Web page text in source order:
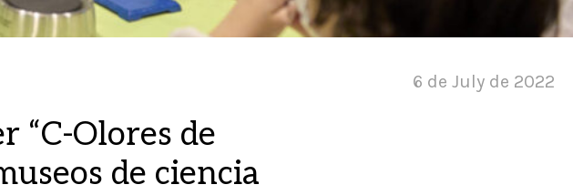
6 de July de 2022
“C-Olores de
de ciencia